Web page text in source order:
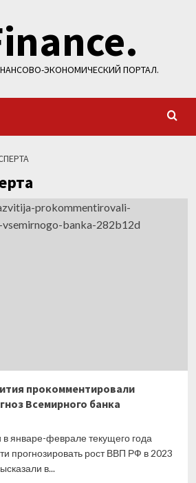
ЭКОНОМИЧЕСКИЙ ПОРТАЛ.
прокомментировали
Всемирного банка
январе-феврале текущего года
прогнозировать рост ВВП РФ в 2023
в...